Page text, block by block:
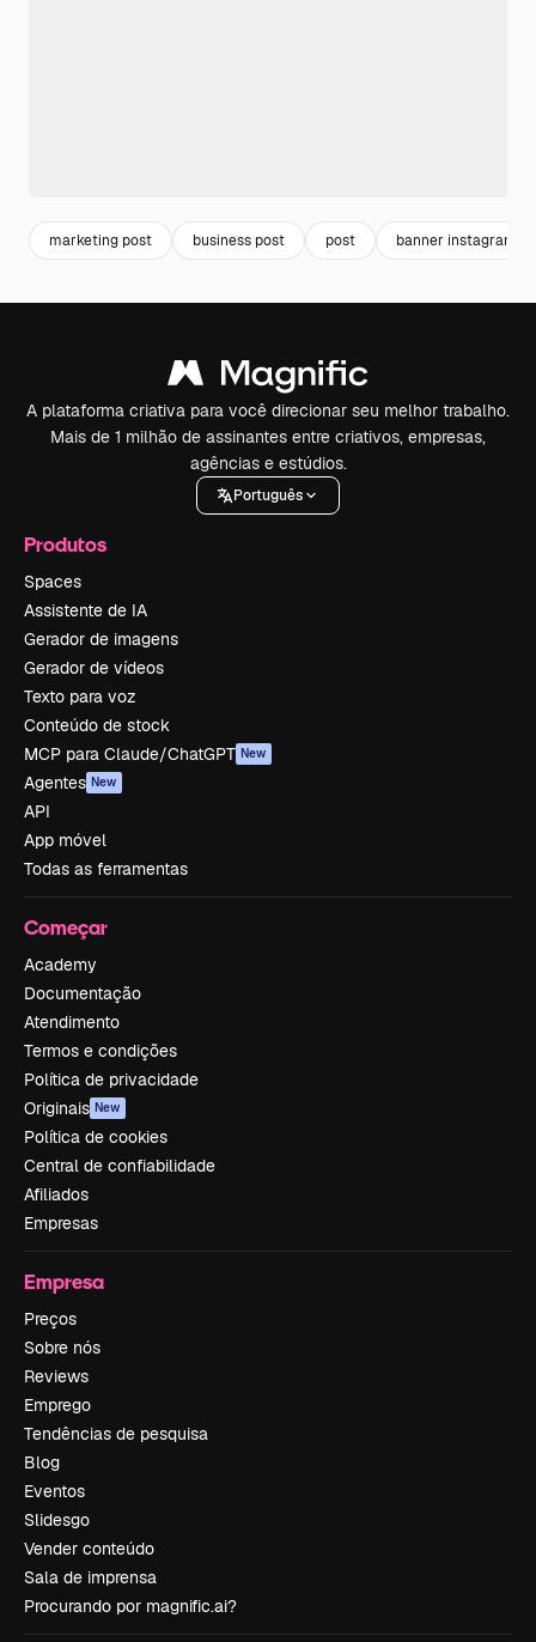
marketing post business post post banner instagram
A plataforma criativa para você direcionar seu melhor trabalho.
Mais de 1 milhão de assinantes entre criativos, empresas,
agências e estúdios.
Português
Produtos
Spaces
Assistente de IA
Gerador de imagens
Gerador de vídeos
Texto para voz
Conteúdo de stock
MCP para Claude/ChatGPT New
Agentes New
API
App móvel
Todas as ferramentas
Começar
Academy
Documentação
Atendimento
Termos e condições
Política de privacidade
Originais New
Política de cookies
Central de confiabilidade
Afiliados
Empresas
Empresa
Preços
Sobre nós
Reviews
Emprego
Tendências de pesquisa
Blog
Eventos
Slidesgo
Vender conteúdo
Sala de imprensa
Procurando por magnific.ai?